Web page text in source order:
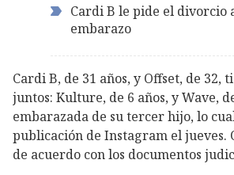
Cardi B le pide el divorcio
embarazo
Cardi B, de 31 años, y Offset, de 32,
juntos: Kulture, de 6 años, y Wave,
embarazada de su tercer hijo, lo
publicación de Instagram el jueves.
de acuerdo con los documentos